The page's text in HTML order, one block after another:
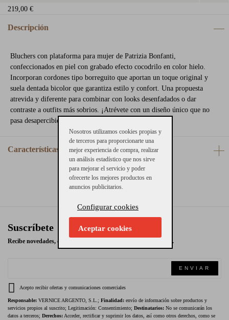
219,00 €
Descripción
Bluchers con plataforma para mujer de Patrizia Bonfanti,
confeccionados en piel con grabado efecto cocodrilo en color hielo.
Incorporan cordones tipo borreguito que aportan un toque original y
suela dentada bicolor que garantiza estilo y confort. Una propuesta
atrevida y diferente para combinar con looks desenfadados o dar
contraste a outfits más sobrios. ¡Atrévete con un diseño único que no
pasa desapercibido!
Características
Suscríbete
Recibe novedades, ofertas exclusivas y promociones en tu email.
ENVIAR
Acepto recibir ofertas y comunicaciones comerciales
Responsable: VERNICE ARGENTO, S.L.; Finalidad: envío de información sobre productos y
servicios propios al suscrito; Legitimación: Consentimiento; Destinatarios: No se comunicarán los
datos a terceros; Derechos: Acceder, rectificar y suprimir los datos, así como otros derechos, como se
Nosotros utilizamos cookies propias y
de terceros para proporcionarte una
mejor experiencia de compra, realizar
un análisis estadístico que nos sirve
para mejorar el servicio y poder
ofrecerte los mejores productos en
anuncios publicitarios.
Configurar cookies
Aceptar cookies